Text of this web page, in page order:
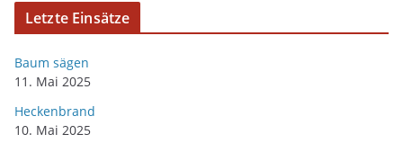
Letzte Einsätze
Baum sägen
11. Mai 2025
Heckenbrand
10. Mai 2025